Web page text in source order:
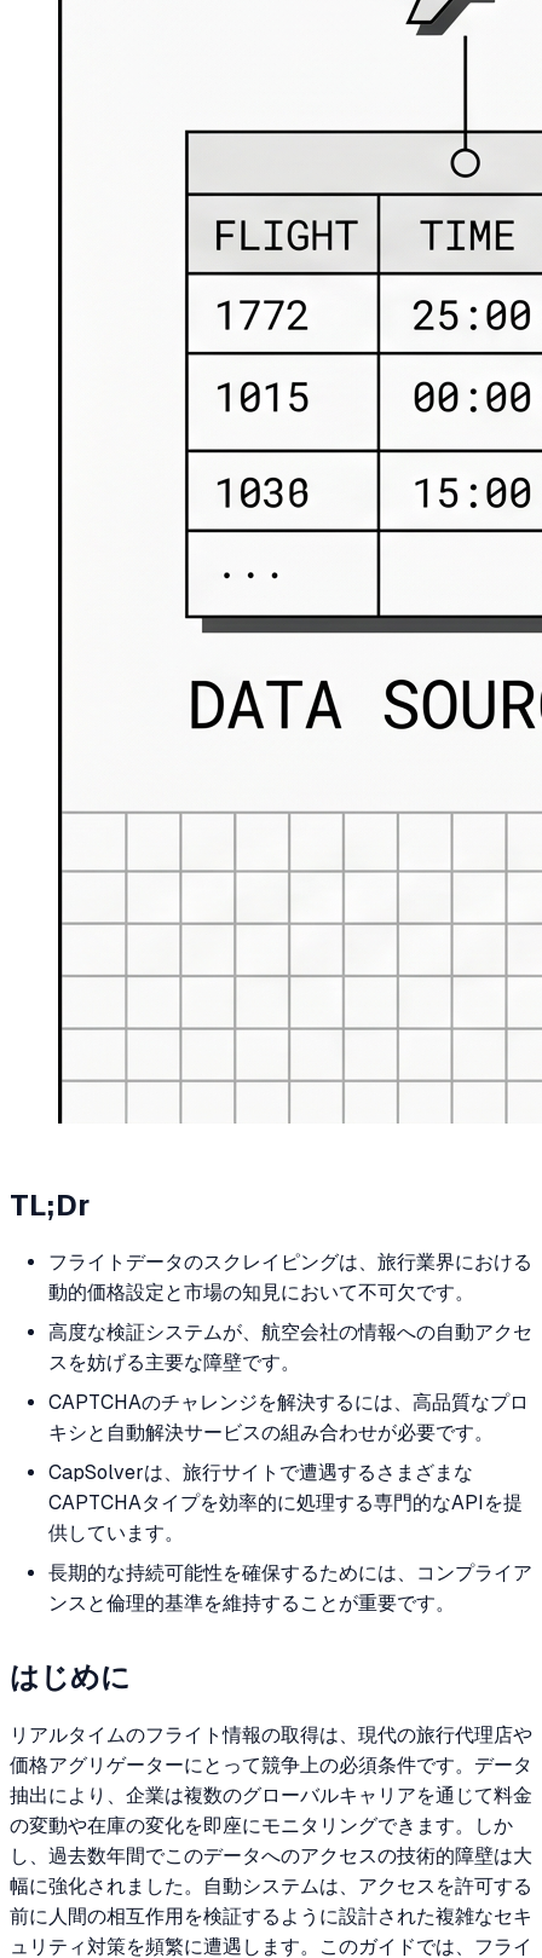
TL;Dr
フライトデータのスクレイピングは、旅行業界における
動的価格設定と市場の知見において不可欠です。
高度な検証システムが、航空会社の情報への自動アクセ
スを妨げる主要な障壁です。
CAPTCHAのチャレンジを解決するには、高品質なプロ
キシと自動解決サービスの組み合わせが必要です。
CapSolverは、旅行サイトで遭遇するさまざまな
CAPTCHAタイプを効率的に処理する専門的なAPIを提
供しています。
長期的な持続可能性を確保するためには、コンプライア
ンスと倫理的基準を維持することが重要です。
はじめに
リアルタイムのフライト情報の取得は、現代の旅行代理店や
価格アグリゲーターにとって競争上の必須条件です。データ
抽出により、企業は複数のグローバルキャリアを通じて料金
の変動や在庫の変化を即座にモニタリングできます。しか
し、過去数年間でこのデータへのアクセスの技術的障壁は大
幅に強化されました。自動システムは、アクセスを許可する
前に人間の相互作用を検証するように設計された複雑なセキ
ュリティ対策を頻繁に遭遇します。このガイドでは、フライ